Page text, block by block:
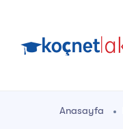
Anasayfa